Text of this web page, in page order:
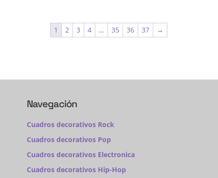
1 2 3 4 … 35 36 37 →
Navegación
Cuadros decorativos Rock
Cuadros decorativos Pop
Cuadros decorativos Electronica
Cuadros decorativos Hip-Hop